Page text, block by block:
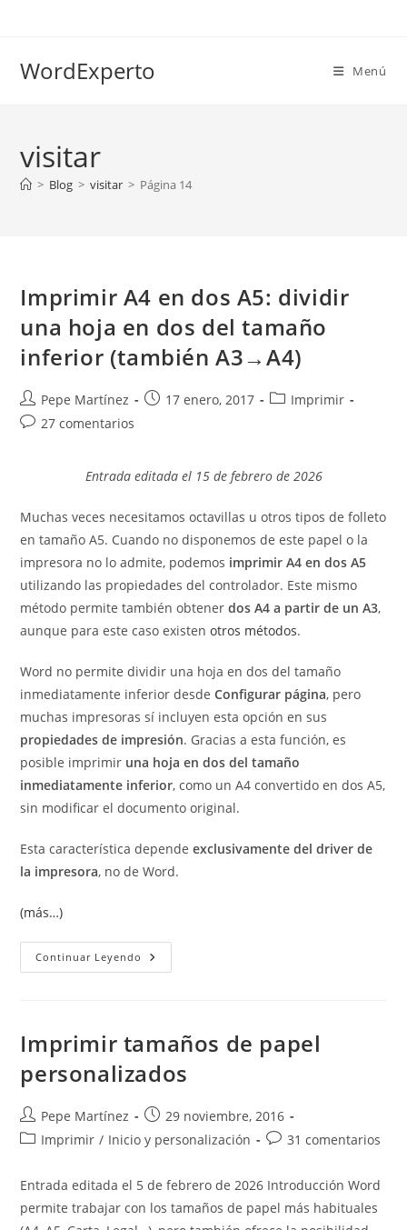
WordExperto Menú
visitar
> Blog > visitar > Página 14
Imprimir A4 en dos A5: dividir
una hoja en dos del tamaño
inferior (también A3→A4)
Autor
de
Pepe Martínez
Publicación
17 enero, 2017
Categoría
Imprimir
Comentarios
27 comentarios
Entrada editada el 15 de febrero de 2026
Muchas veces necesitamos octavillas u otros tipos de folleto
en tamaño A5. Cuando no disponemos de este papel o la
impresora no lo admite, podemos imprimir A4 en dos A5
utilizando las propiedades del controlador. Este mismo
método permite también obtenerdos A4 a partir de un A3,
aunque para este caso existenotros métodos.
Word no permite dividir una hoja en dos del tamaño
inmediatamente inferior desdeConfigurar página, pero
muchas impresoras sí incluyen esta opción en sus
propiedades de impresión. Gracias a esta función, es
posible imprimir una hoja en dos del tamaño
inmediatamente inferior, como un A4 convertido en dos A5,
sin modificar el documento original.
Esta característica dependeexclusivamente del driver de
la impresora, no de Word.
(más…)
Continuar Leyendo Imprimir
A4
Hoja
Dos
Del
Inferior
(también
A3→A4)
Imprimir tamaños de papel
personalizados
Autor
de
Pepe Martínez
Publicación
de
la
29 noviembre, 2016
Categoría
la
entrada:
Imprimir / Inicio y personalización
Comentarios
la
entrada:
31 comentarios
Entrada editada el 5 de febrero de 2026 Introducción Word
permite trabajar con los tamaños de papel más habituales